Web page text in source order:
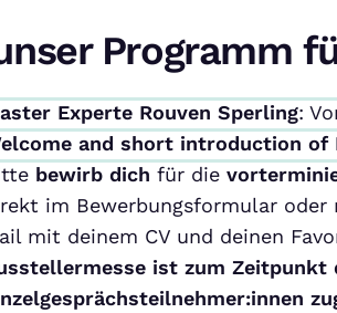
Programm
Experte Rouven Sperling:
and short introduction of
bewirb dich für die
im Bewerbungsformular
mit deinem CV und deinen
ist zum Zeitpunkt